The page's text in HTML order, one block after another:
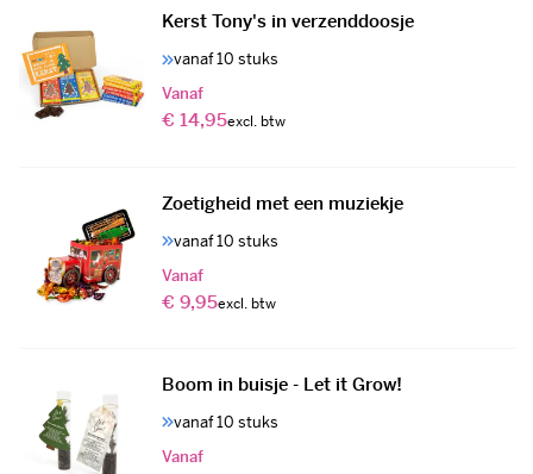
Kerst Tony's in verzenddoosje
vanaf 10 stuks
Vanaf
€ 14,95
Zoetigheid met een muziekje
vanaf 10 stuks
Vanaf
€ 9,95
Boom in buisje - Let it Grow!
vanaf 10 stuks
Vanaf